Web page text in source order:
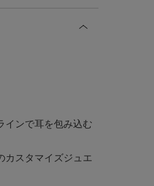
インで耳を包み込む
カスタマイズジュエ